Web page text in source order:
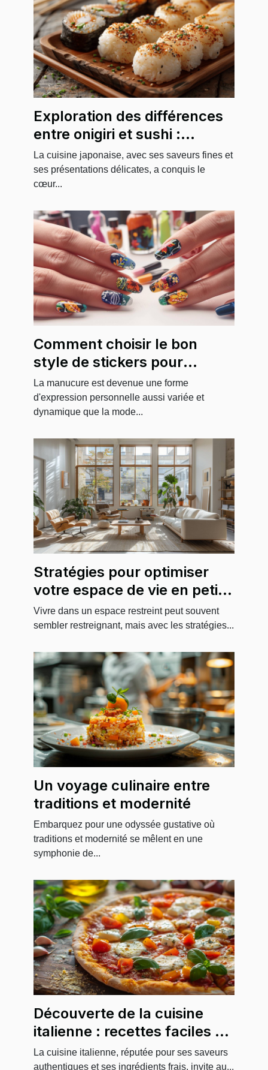
Exploration des différences
entre onigiri et sushi :
ingrédients et préparation
La cuisine japonaise, avec ses saveurs fines et
ses présentations délicates, a conquis le
cœur...
Comment choisir le bon
style de stickers pour
sublimer vos ongles
La manucure est devenue une forme
d'expression personnelle aussi variée et
dynamique que la mode...
Stratégies pour optimiser
votre espace de vie en petite
surface
Vivre dans un espace restreint peut souvent
sembler restreignant, mais avec les stratégies...
Un voyage culinaire entre
traditions et modernité
Embarquez pour une odyssée gustative où
traditions et modernité se mêlent en une
symphonie de...
Découverte de la cuisine
italienne : recettes faciles à
suivre
La cuisine italienne, réputée pour ses saveurs
authentiques et ses ingrédients frais, invite au...